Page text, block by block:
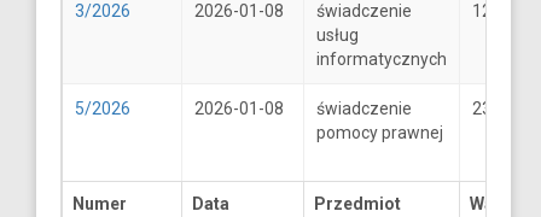
Numer
Data
Przedmiot
Wartość
3/2026 2026-01-08
świadczenie
usług
informatycznych
1250
5/2026 2026-01-08
świadczenie
pomocy prawnej
2300